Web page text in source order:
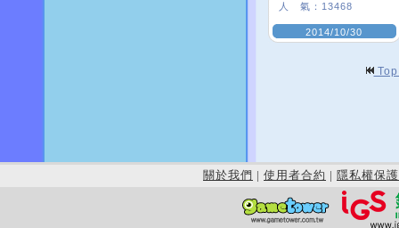
人 氣： 13468
2014/10/30
關於我們 | 使用者合約 | 隱私權保護